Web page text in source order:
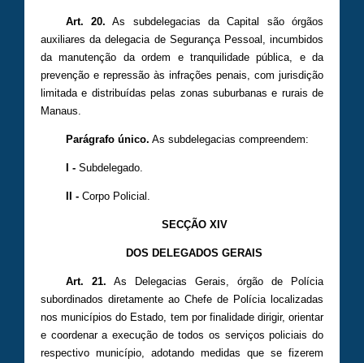
Art. 20. As subdelegacias da Capital são órgãos
auxiliares da delegacia de Segurança Pessoal, incumbidos
da manutenção da ordem e tranquilidade pública, e da
prevenção e repressão às infrações penais, com jurisdição
limitada e distribuídas pelas zonas suburbanas e rurais de
Manaus.
Parágrafo único. As subdelegacias compreendem:
I -Subdelegado.
II -Corpo Policial.
SECÇÃO XIV
DOS DELEGADOS GERAIS
Art. 21. As Delegacias Gerais, órgão de Polícia
subordinados diretamente ao Chefe de Polícia localizadas
nos municípios do Estado, tem por finalidade dirigir, orientar
e coordenar a execução de todos os serviços policiais do
respectivo município, adotando medidas que se fizerem